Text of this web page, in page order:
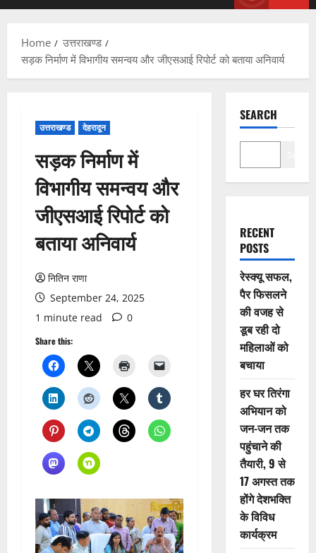
Home
उत्तराखण्ड
सड़क निर्माण में विभागीय समन्वय और जीएसआई रिपोर्ट को बताया अनिवार्य
उत्तराखण्ड देहरादून
सड़क निर्माण में
विभागीय समन्वय और
जीएसआई रिपोर्ट को
बताया अनिवार्य
नितिन राणा
September 24, 2025
1 minute read
0
Share this:
SEARCH
RECENT
POSTS
रेस्क्यू सफल,
पैर फिसलने
की वजह से
डूब रही दो
महिलाओं को
बचाया
हर घर तिरंगा
अभियान को
जन-जन तक
पहुंचाने की
तैयारी, 9 से
17 अगस्त तक
होंगे देशभक्ति
के विविध
कार्यक्रम